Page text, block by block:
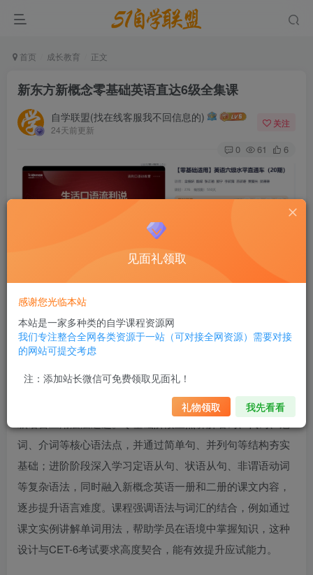
首页 成长教育 正文
新东方新概念零基础英语直达6级全集课
自学联盟(找在线客服我不回信息的)
24天前更新
关注
0 61 6
新东方的“新概念英语”课程体系专为零基础学习者设计，旨
在通过系统化教学帮助学员逐步达到大学英语六级（CET-
6）水平。该课程结合经典教材与专项训练，覆盖听、说、
‌课程结构与内容：‌ 课程分为多个级别，从基础语法入门到高
词、介词等核心语法点，并通过简单句、并列句等结构夯实
基础；‌进阶阶段‌深入学习定语从句、状语从句、非谓语动词
等复杂语法，同时融入新概念英语一册和二册的课文内容，
逐步提升语言难度。课程强调语法与词汇的结合，例如通过
课文实例讲解单词用法，帮助学员在语境中掌握知识，这种
设计与CET-6考试要求高度契合，能有效提升应试能力。‌
见面礼领取
感谢您光临本站
本站是一家多种类的自学课程资源网
我们专注整合全网各类资源于一站（可对接全网资源）需要对接
的网站可提交考虑
注：添加站长微信可免费领取见面礼！
礼物领取 我先看看